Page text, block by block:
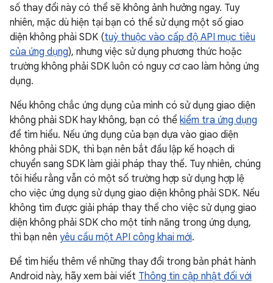
số thay đổi này có thể sẽ không ảnh hưởng ngay. Tuy
nhiên, mặc dù hiện tại bạn có thể sử dụng một số giao
diện không phải SDK (tuỳ thuộc vào cấp độ API mục tiêu
của ứng dụng), nhưng việc sử dụng phương thức hoặc
trường không phải SDK luôn có nguy cơ cao làm hỏng ứng
dụng.
Nếu không chắc ứng dụng của mình có sử dụng giao diện
không phải SDK hay không, bạn có thể kiểm tra ứng dụng
để tìm hiểu. Nếu ứng dụng của bạn dựa vào giao diện
không phải SDK, thì bạn nên bắt đầu lập kế hoạch di
chuyển sang SDK làm giải pháp thay thế. Tuy nhiên, chúng
tôi hiểu rằng vẫn có một số trường hợp sử dụng hợp lệ
cho việc ứng dụng sử dụng giao diện không phải SDK. Nếu
không tìm được giải pháp thay thế cho việc sử dụng giao
diện không phải SDK cho một tính năng trong ứng dụng,
thì bạn nên yêu cầu một API công khai mới.
Để tìm hiểu thêm về những thay đổi trong bản phát hành
Android này, hãy xem bài viết Thông tin cập nhật đối với